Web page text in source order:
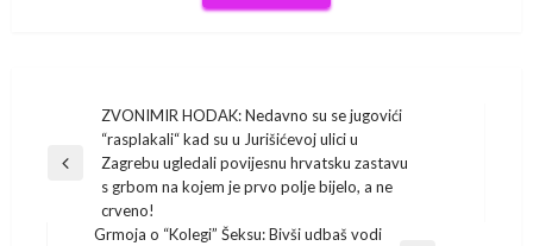
Navigacija
objava
Previous
ZVONIMIR HODAK: Nedavno su se jugovići
“rasplakali“ kad su u Jurišićevoj ulici u
Zagrebu ugledali povijesnu hrvatsku zastavu
s grbom na kojem je prvo polje bijelo, a ne
crveno!
Grmoja o “Kolegi” Šeksu: Bivši udbaš vodi